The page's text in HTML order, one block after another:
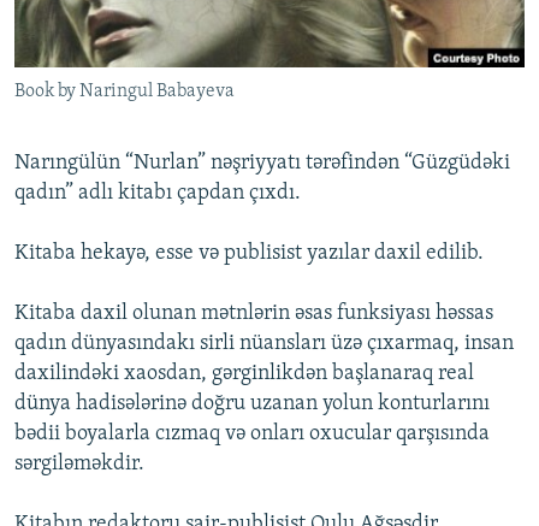
İNFOQRAFIKA
KARIKATURA
AZƏRBAYCAN ƏDƏBIYYATI KITABXANASI
İSLAM VƏ DEMOKRATIYA
İZ - MƏDƏNIYYƏT PROQRAMI
MISSIYAMIZ
PEŞƏ ETIKASI VƏ JURNALISTIKA STANDARTLARIMIZ
MATERIALLARIMIZDAN ISTIFADƏ
BIZIMLƏ ƏLAQƏ
BIZI IZLƏ
Book by Naringul Babayeva
Narıngülün “Nurlan” nəşriyyatı tərəfindən “Güzgüdəki
qadın” adlı kitabı çapdan çıxdı.
Kitaba hekayə, esse və publisist yazılar daxil edilib.
Kitaba daxil olunan mətnlərin əsas funksiyası həssas
qadın dünyasındakı sirli nüansları üzə çıxarmaq, insan
daxilindəki xaosdan, gərginlikdən başlanaraq real
dünya hadisələrinə doğru uzanan yolun konturlarını
bədii boyalarla cızmaq və onları oxucular qarşısında
sərgiləməkdir.